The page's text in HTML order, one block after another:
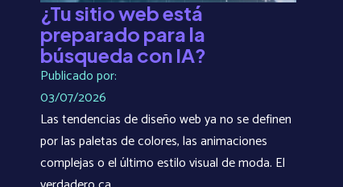
¿Tu sitio web está
preparado para la
búsqueda con IA?
Publicado por:
03/07/2026
Las tendencias de diseño web ya no se definen
por las paletas de colores, las animaciones
complejas o el último estilo visual de moda. El